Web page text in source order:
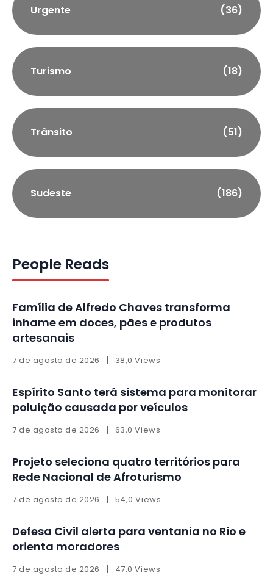
Urgente (36)
Turismo (18)
Trânsito (51)
Sudeste (186)
People Reads
Família de Alfredo Chaves transforma
inhame em doces, pães e produtos
artesanais
7 de agosto de 2026 38,0 Views
Espírito Santo terá sistema para monitorar
poluição causada por veículos
7 de agosto de 2026 63,0 Views
Projeto seleciona quatro territórios para
Rede Nacional de Afroturismo
7 de agosto de 2026 54,0 Views
Defesa Civil alerta para ventania no Rio e
orienta moradores
7 de agosto de 2026 47,0 Views